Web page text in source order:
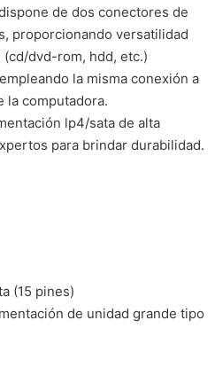
de dos conectores de
proporcionando versatilidad
dvd-rom, hdd, etc.)
la misma conexión a
la computadora.
lp4/sata de alta
para brindar durabilidad.
(15 pines)
de unidad grande tipo